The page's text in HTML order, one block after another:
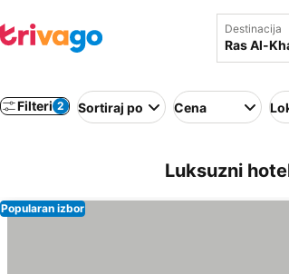
Destinacija
Filteri 2 Sortiraj po Cena
Luksuzni
Popularan izbor